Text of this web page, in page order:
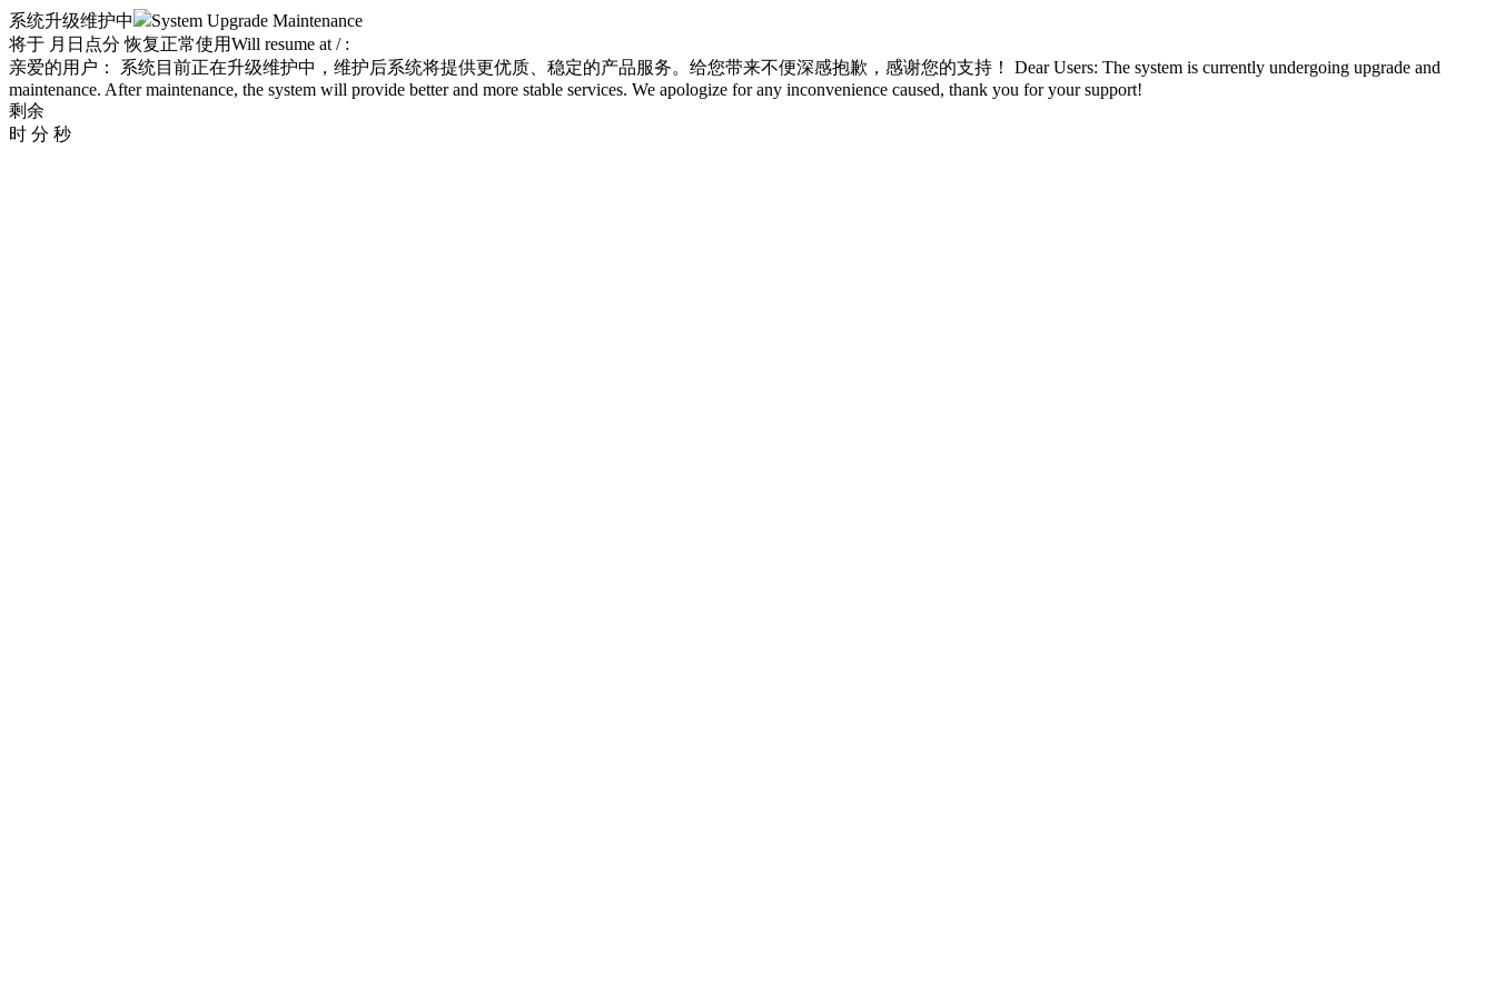
系统升级维护中
System Upgrade Maintenance
将于 月 日 点分 恢复正常使用Will resume at / :
亲爱的用户： 系统目前正在升级维护中，维护后系统将提供更优质、稳定的产品服务。给您带来不便深感抱歉，感谢您的支持！ Dear Users: The system is currently undergoing upgrade and
maintenance. After maintenance, the system will provide better and more stable services. We apologize for any inconvenience caused, thank you for your support!
剩余
时 分 秒